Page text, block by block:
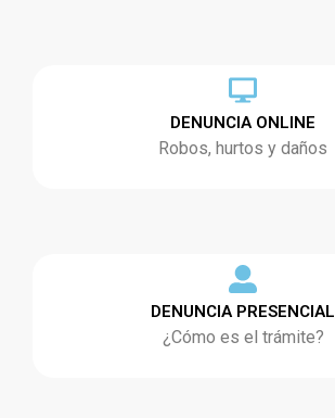
DENUNCIA ONLINE
Robos, hurtos y daños
DENUNCIA PRESENCIAL
¿Cómo es el trámite?